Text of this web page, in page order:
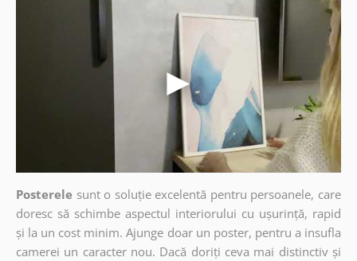
Posterele sunt o soluție excelentă pentru persoanele, care
doresc să schimbe aspectul interiorului cu ușurință, rapid
și la un cost minim. Ajunge doar un poster, pentru a insufla
camerei un caracter nou. Dacă doriți ceva mai distinctiv și